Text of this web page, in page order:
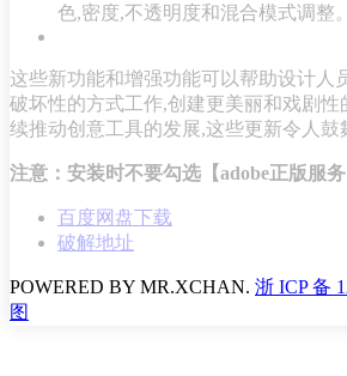
色,密度,不透明度和混合模式调整。
这些新功能和增强功能可以帮助设计人
破坏性的方式工作,创建更美丽和戏剧性
续推动创意工具的发展,这些更新令人鼓
注意：安装时不要勾选【adobe正版服务
百度网盘下载
破解地址
POWERED BY MR.XCHAN. 浙 ICP 备
图